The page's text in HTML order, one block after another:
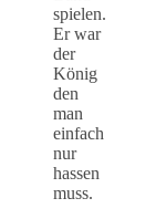
spielen.
Er war
der
König
den
man
einfach
nur
hassen
muss.